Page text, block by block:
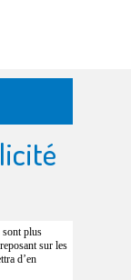
sont plus
sur les
d’en